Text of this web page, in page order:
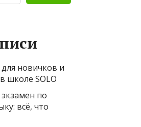
новичков и
школе SOLO
по
всё, что